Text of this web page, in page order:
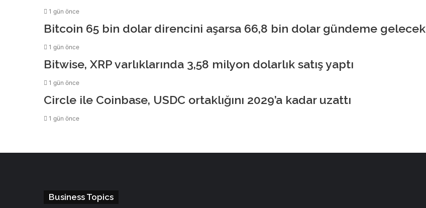
1 gün önce
Bitcoin 65 bin dolar direncini aşarsa 66,8 bin dolar gündeme gelecek
1 gün önce
Bitwise, XRP varlıklarında 3,58 milyon dolarlık satış yaptı
1 gün önce
Circle ile Coinbase, USDC ortaklığını 2029’a kadar uzattı
1 gün önce
Business Topics